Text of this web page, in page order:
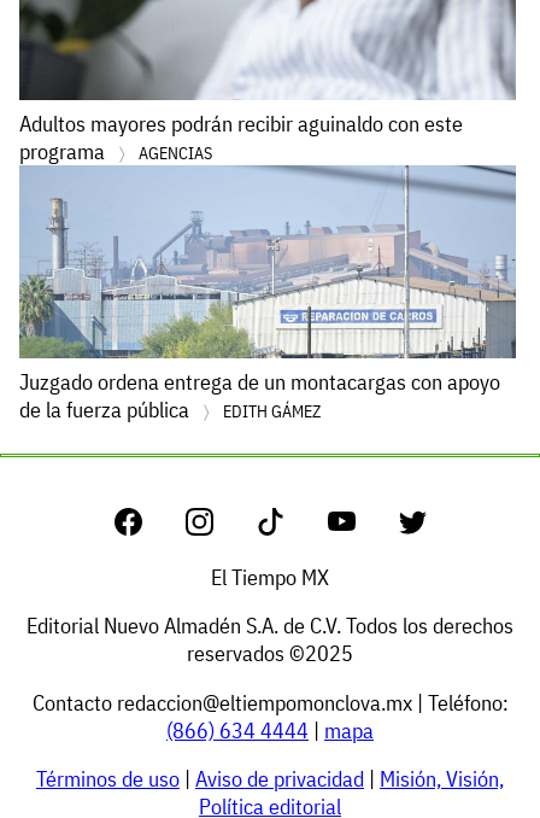
Adultos mayores podrán recibir aguinaldo con este
programa
AGENCIAS
Juzgado ordena entrega de un montacargas con apoyo
de la fuerza pública
EDITH GÁMEZ
El Tiempo MX
Editorial Nuevo Almadén S.A. de C.V. Todos los derechos
reservados ©2025
Contacto redaccion@eltiempomonclova.mx| Teléfono:
(866) 634 4444 | mapa
Términos de uso | Aviso de privacidad | Misión, Visión,
Política editorial